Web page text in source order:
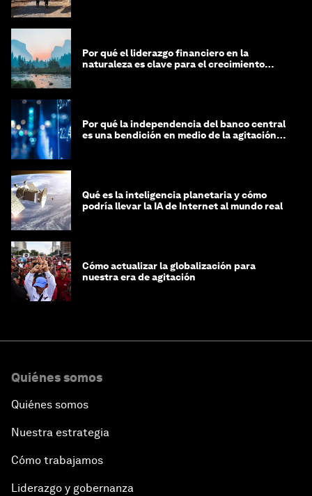
Por qué el liderazgo financiero en la
naturaleza es clave para el crecimiento
Por qué la independencia del banco central
es una bendición en medio de la agitación
Qué es la inteligencia planetaria y cómo
podría llevar la IA de Internet al mundo real
Cómo actualizar la globalización para
nuestra era de agitación
Quiénes somos
Quiénes somos
Nuestra estrategia
Cómo trabajamos
Liderazgo y gobernanza